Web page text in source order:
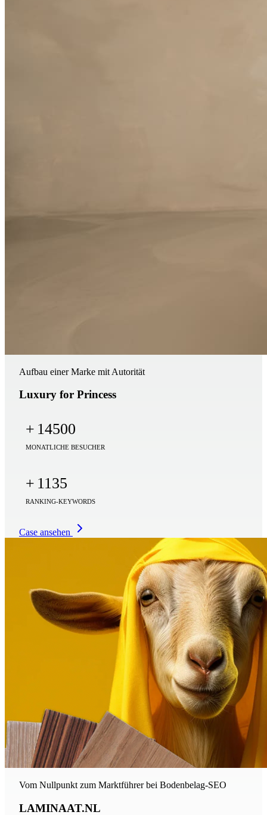
Aufbau einer Marke mit Autorität
Luxury for Princess
+ 14500
MONATLICHE BESUCHER
+ 1135
RANKING-KEYWORDS
Case ansehen
Vom Nullpunkt zum Marktführer bei Bodenbelag-SEO
LAMINAAT.NL